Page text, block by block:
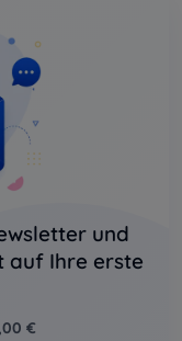
und
auf Ihre erste
€